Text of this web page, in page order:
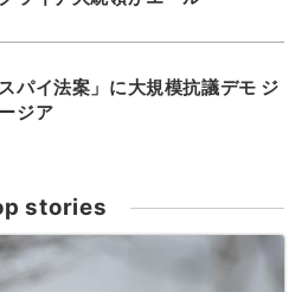
スパイ法案」に大規模抗議デモ ジ
ジア
stories